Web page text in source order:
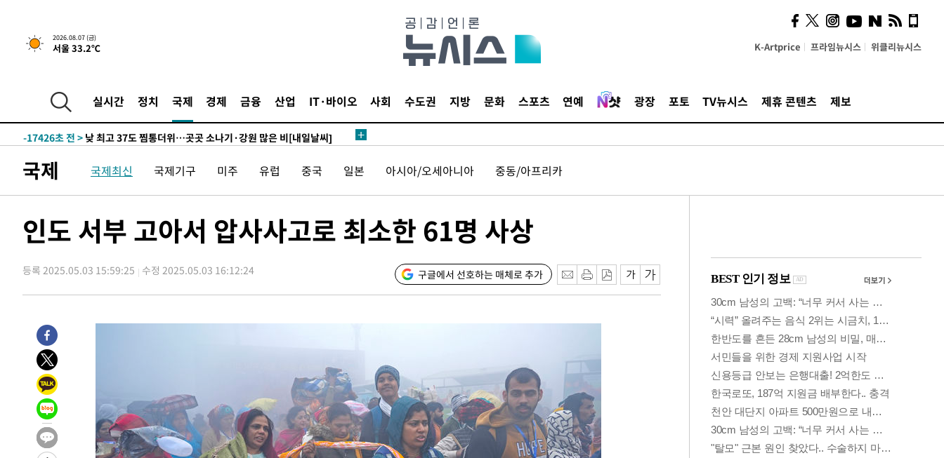
2026.08.07 (금)
서울 33.2℃ K-Artprice 프라임뉴시스 위클리뉴시스
실시간 정치 국제 경제 금융 산업 IT·바이오 사회 수도권 지방 문화 스포츠 연예 광장 포토 TV뉴시스 제휴 콘텐츠 제보
-28875초 전 >[속보]이 대통령 "부동산 공급 기존 사고방식 매달리지 말고 과감히
실천"
-27960초 전 >이란, "오만과 '중앙 단일 루트' 합의…북쪽 인바운드·남쪽 아웃바
-19492초 전 >
[속보]이 대통령, '호우피해' 안동·의성 관할 4개 면 특별재난지역
-19455초 전 >
갈 수도
-17426초 전 > 낮 최고 37도 찜통더위…곳곳 소나기·강원 많은 비[내일날씨]
응"
-12588초 전 >
여자배구 이재영·이다영 자매, 아제르바이잔 투란VC 입단
-11841초 전 >외국인 심판 성 접대 7경기 들여다보니…한국 축구 '5승 2무'
-11528초 전 >[속보]코스피, 6200선 약보합…0.60% 내린 6258.77에 마쳐
-11397초 전 >[속보] 노원서 40.1도 관측…서울, 2018년 이후 첫 40도
-8487초 전 >[속보]종합특검, '계엄 수용공간 확보' 신용해 前교정본부장 기소
-7331초 전 >
-6353초 전 >
태 후임
-2711초 전 >
[속보]국힘 윤리위, '돌려차기 발언' 진종오·서범수 징계 절차 개시
32분 전 >
[속보] 7월 중국 수출 23.9%↑ 수입 27.5%↑…무역총액 25.3%↑
1시간 전 >
[속보]'채상병 순직 책임' 임성근, 항소심도 징역 3년
-28875초 전 >
[속보]이 대통령 "부동산 공급 기존 사고방식 매달리지 말고 과감히
실천"
-27960초 전 >
이란, "오만과 '중앙 단일 루트' 합의…북쪽 인바운드·남쪽 아웃바
국제 국제최신 국제기구 미주 유럽 중국 일본 아시아/오세아니아 중동/아프리카
인도 서부 고아서 압사사고로 최소한 61명 사상
등록 2025.05.03 15:59:25 수정 2025.05.03 16:12:24 구글에서 선호하는 매체로 추가
시, 스마트폰 액세서리에
NFC 더했다